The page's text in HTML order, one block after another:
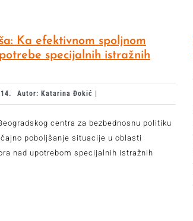
Ka efektivnom spoljnom
specijalnih istražnih
Autor: Katarina Đokić |
centra za bezbednosnu politiku
poboljšanje situacije u oblasti
nad upotrebom specijalnih istražnih